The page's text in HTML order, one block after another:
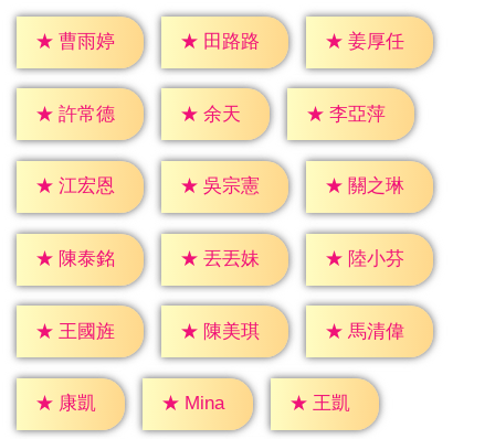
★ 曹雨婷 ★ 田路路 ★ 姜厚任
★ 許常德 ★ 余天 ★ 李亞萍
★ 江宏恩 ★ 吳宗憲 ★ 關之琳
★ 陳泰銘 ★ 丟丟妹 ★ 陸小芬
★ 王國旌 ★ 陳美琪 ★ 馬清偉
★ 康凱 ★ Mina ★ 王凱